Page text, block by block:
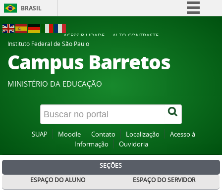
BRASIL
Participe
Acesso à informação
Canais
ACESSIBILIDADE
ALTO CONTRASTE
Instituto Federal de São Paulo
Campus Barretos
MINISTÉRIO DA EDUCAÇÃO
SUAP Moodle Contato Localização
Acesso à
Informação
Ouvidoria
SEÇÕES
ESPAÇO DO ALUNO
ESPAÇO DO SERVIDOR